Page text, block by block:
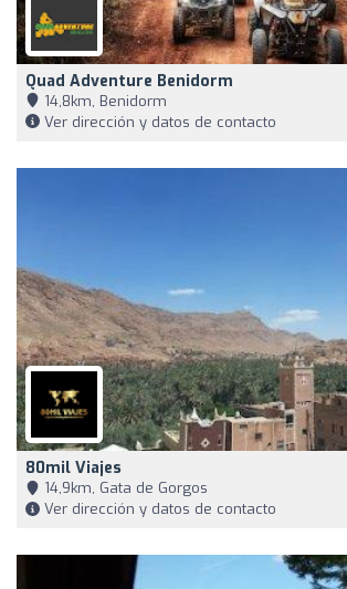
Quad Adventure Benidorm
14,8km, Benidorm
Ver dirección y datos de contacto
80mil Viajes
14,9km, Gata de Gorgos
Ver dirección y datos de contacto